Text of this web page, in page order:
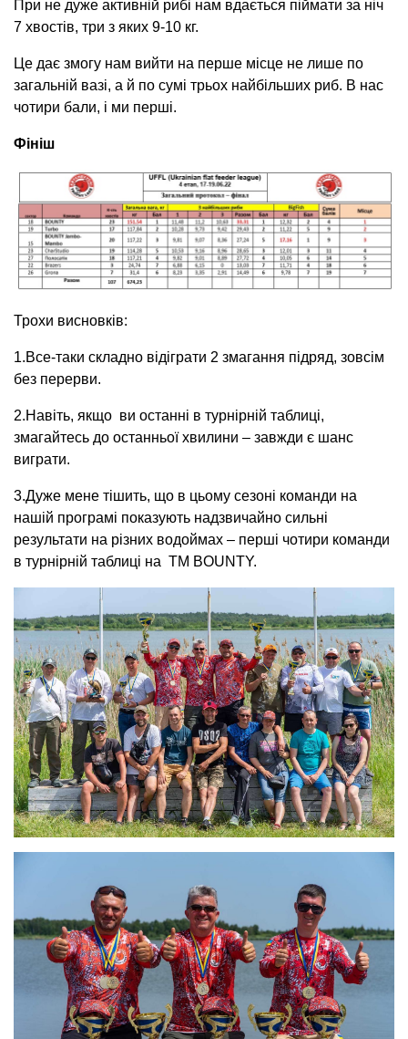
При не дуже активній рибі нам вдається піймати за ніч
7 хвостів, три з яких 9-10 кг.
Це дає змогу нам вийти на перше місце не лише по
загальній вазі, а й по сумі трьох найбільших риб. В нас
чотири бали, і ми перші.
Фініш
Трохи висновків:
1.Все-таки складно відіграти 2 змагання підряд, зовсім
без перерви.
2.Навіть, якщо ви останні в турнірній таблиці,
змагайтесь до останньої хвилини – завжди є шанс
виграти.
3.Дуже мене тішить, що в цьому сезоні команди на
нашій програмі показують надзвичайно сильні
результати на різних водоймах – перші чотири команди
в турнірній таблиці на ТМ BOUNTY.